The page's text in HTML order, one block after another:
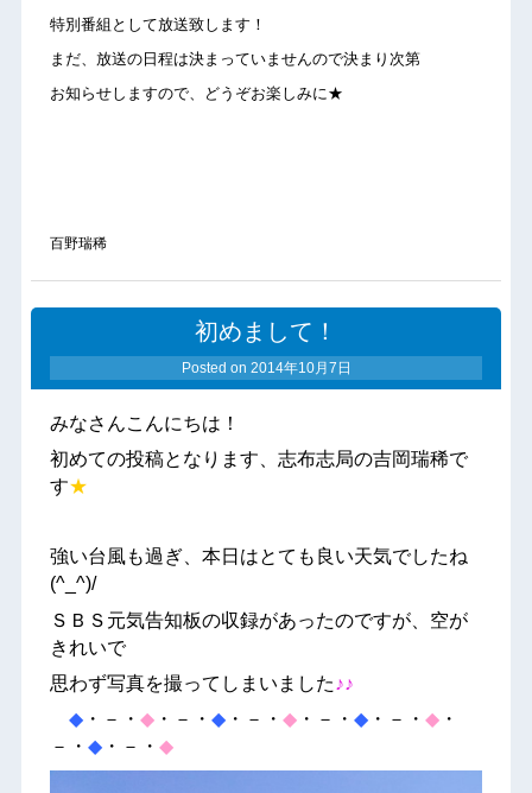
特別番組として放送致します！
まだ、放送の日程は決まっていませんので決まり次第
お知らせしますので、どうぞお楽しみに★
百野瑞稀
初めまして！
Posted on 2014年10月7日
みなさんこんにちは！
初めての投稿となります、志布志局の吉岡瑞稀で
す★
強い台風も過ぎ、本日はとても良い天気でしたね
(^_^)/
ＳＢＳ元気告知板の収録があったのですが、空が
きれいで
思わず写真を撮ってしまいました♪♪
◆・－・ ◆・－・ ◆・－・ ◆・－・ ◆・－・ ◆・
－・ ◆・－・ ◆